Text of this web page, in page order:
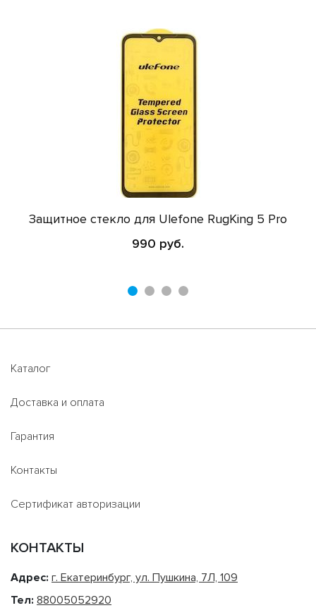
Защитное стекло для Ulefone RugKing 5 Pro
990 руб.
Каталог
Доставка и оплата
Гарантия
Контакты
Сертификат авторизации
КОНТАКТЫ
Адрес: г. Екатеринбург, ул. Пушкина, 7Л, 109
Тел: 88005052920